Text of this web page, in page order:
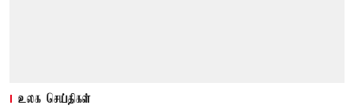
உலக செய்திகள்